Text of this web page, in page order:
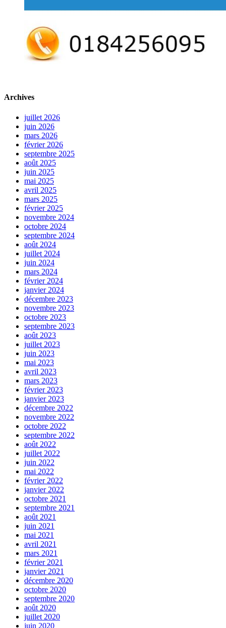
Archives
juillet 2026
juin 2026
mars 2026
février 2026
septembre 2025
août 2025
juin 2025
mai 2025
avril 2025
mars 2025
février 2025
novembre 2024
octobre 2024
septembre 2024
août 2024
juillet 2024
juin 2024
mars 2024
février 2024
janvier 2024
décembre 2023
novembre 2023
octobre 2023
septembre 2023
août 2023
juillet 2023
juin 2023
mai 2023
avril 2023
mars 2023
février 2023
janvier 2023
décembre 2022
novembre 2022
octobre 2022
septembre 2022
août 2022
juillet 2022
juin 2022
mai 2022
février 2022
janvier 2022
octobre 2021
septembre 2021
août 2021
juin 2021
mai 2021
avril 2021
mars 2021
février 2021
janvier 2021
décembre 2020
octobre 2020
septembre 2020
août 2020
juillet 2020
juin 2020